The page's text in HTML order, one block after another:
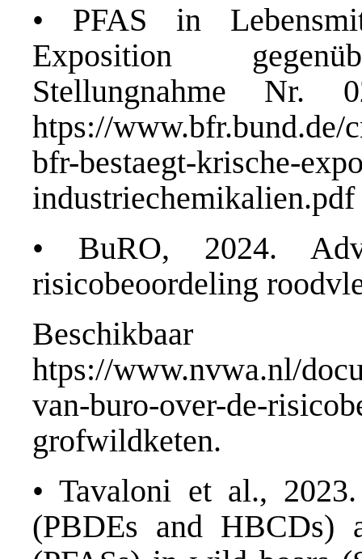
• PFAS in
Exposition
Stellungnahme Nr.
htps://www.bfr.bund.de/
bfr-bestaegt-krische-
industriechemikalien.pdf
• BuRO, 2024.
risicobeoordeling
htps://www.nvwa.nl/
van-buro-over-de-
grofwildketen.
• Tavaloni et al.,
(PBDEs and HBCDs)